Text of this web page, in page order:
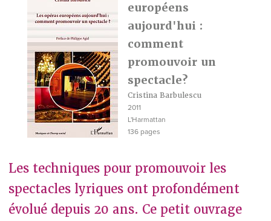
européens
aujourd'hui :
comment
promouvoir un
spectacle?
Cristina Barbulescu
2011
L'Harmattan
136 pages
Les techniques pour promouvoir les
spectacles lyriques ont profondément
évolué depuis 20 ans. Ce petit ouvrage